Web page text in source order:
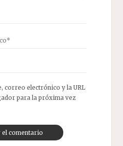
correo electrónico y la URL
para la próxima vez